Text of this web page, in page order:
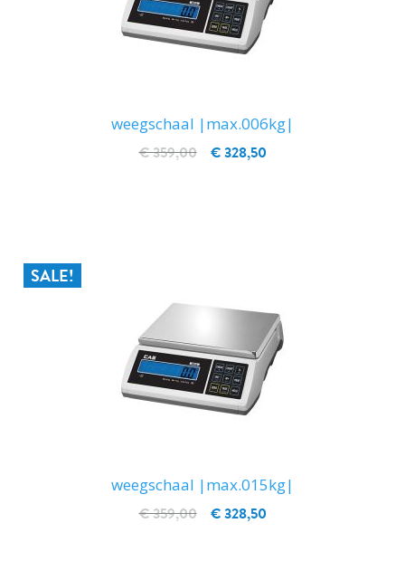
weegschaal |max.006kg|
€ 328,50
€ 359,00
SALE!
weegschaal |max.015kg|
€ 328,50
€ 359,00